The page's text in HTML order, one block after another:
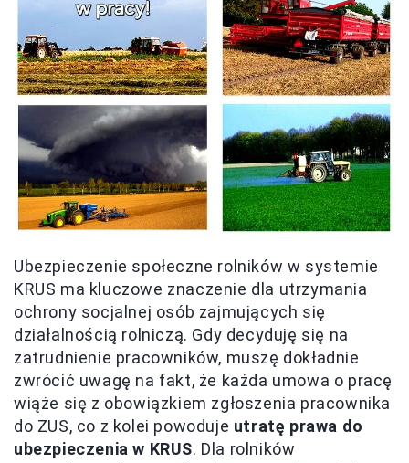
Ubezpieczenie społeczne rolników w systemie
KRUS ma kluczowe znaczenie dla utrzymania
ochrony socjalnej osób zajmujących się
działalnością rolniczą. Gdy decyduję się na
zatrudnienie pracowników, muszę dokładnie
zwrócić uwagę na fakt, że każda umowa o pracę
wiąże się z obowiązkiem zgłoszenia pracownika
do ZUS, co z kolei powoduje utratę prawa do
ubezpieczenia w KRUS. Dla rolników